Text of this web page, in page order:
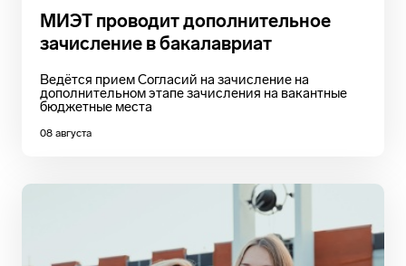
МИЭТ проводит дополнительное
зачисление в бакалавриат
Ведётся прием Согласий на зачисление на
дополнительном этапе зачисления на вакантные
бюджетные места
08 августа